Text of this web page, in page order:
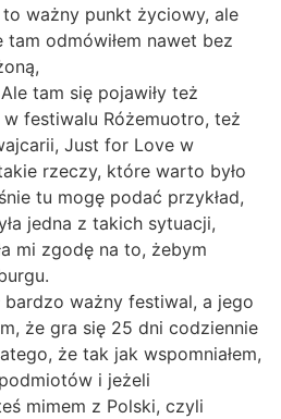
ważny punkt życiowy, ale
tam odmówiłem nawet bez
tam się pojawiły też
festiwalu Różemuotro, też
Just for Love w
rzeczy, które warto było
tu mogę podać przykład,
jedna z takich sytuacji,
mi zgodę na to, żebym
ważny festiwal, a jego
że gra się 25 dni codziennie
że tak jak wspomniałem,
i jeżeli
mimem z Polski, czyli